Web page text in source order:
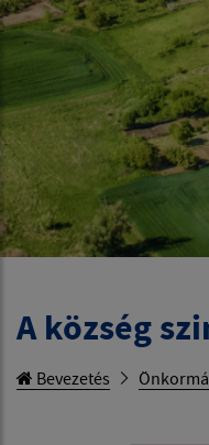
A község
Bevezetés